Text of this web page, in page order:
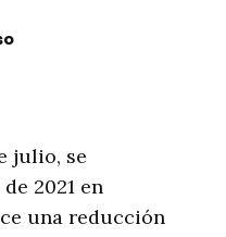
julio, se
2021 en
una reducción